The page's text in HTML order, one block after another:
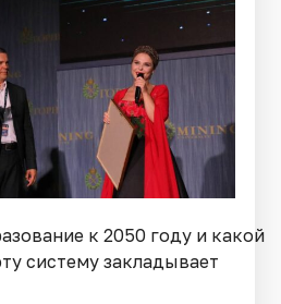
к 2050 году и какой
систему закладывает